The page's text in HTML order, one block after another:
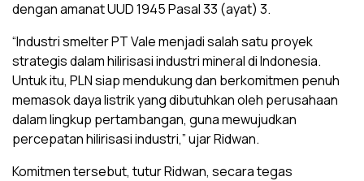
dengan amanat UUD 1945 Pasal 33 (ayat) 3.
“Industri smelter PT Vale menjadi salah satu proyek
strategis dalam hilirisasi industri mineral di Indonesia.
Untuk itu, PLN siap mendukung dan berkomitmen penuh
memasok daya listrik yang dibutuhkan oleh perusahaan
dalam lingkup pertambangan, guna mewujudkan
percepatan hilirisasi industri,” ujar Ridwan.
Komitmen tersebut, tutur Ridwan, secara tegas